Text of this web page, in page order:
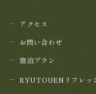
アクセス
お問い合わせ
宿泊プラン
RYUTOUENリフレッ